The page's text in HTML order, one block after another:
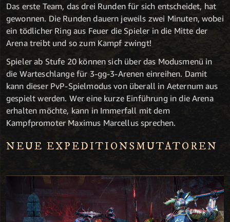
Das erste Team, das drei Runden für sich entscheidet, hat
gewonnen. Die Runden dauern jeweils zwei Minuten, wobei
ein tödlicher Ring aus Feuer die Spieler in die Mitte der
Arena treibt und so zum Kampf zwingt!
Spieler ab Stufe 20 können sich über das Modusmenü in
die Warteschlange für 3-gg-3-Arenen einreihen. Damit
kann dieser PvP-Spielmodus von überall in Aeternum aus
gespielt werden. Wer eine kurze Einführung in die Arena
erhalten möchte, kann in Immerfall mit dem
Kampfpromoter Maximus Marcellus sprechen.
NEUE EXPEDITIONSMUTATOREN